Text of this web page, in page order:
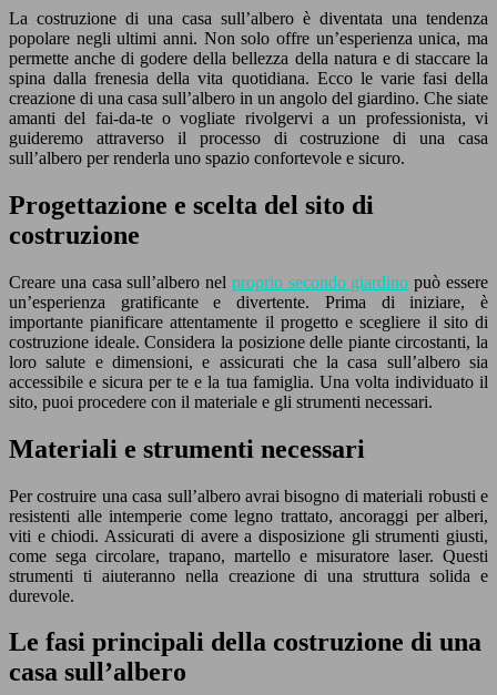
La costruzione di una casa sull’albero è diventata una tendenza
popolare negli ultimi anni. Non solo offre un’esperienza unica, ma
permette anche di godere della bellezza della natura e di staccare la
spina dalla frenesia della vita quotidiana. Ecco le varie fasi della
creazione di una casa sull’albero in un angolo del giardino. Che siate
amanti del fai-da-te o vogliate rivolgervi a un professionista, vi
guideremo attraverso il processo di costruzione di una casa
sull’albero per renderla uno spazio confortevole e sicuro.
Progettazione e scelta del sito di
costruzione
Creare una casa sull’albero nel proprio secondo giardino può essere
un’esperienza gratificante e divertente. Prima di iniziare, è
importante pianificare attentamente il progetto e scegliere il sito di
costruzione ideale. Considera la posizione delle piante circostanti, la
loro salute e dimensioni, e assicurati che la casa sull’albero sia
accessibile e sicura per te e la tua famiglia. Una volta individuato il
sito, puoi procedere con il materiale e gli strumenti necessari.
Materiali e strumenti necessari
Per costruire una casa sull’albero avrai bisogno di materiali robusti e
resistenti alle intemperie come legno trattato, ancoraggi per alberi,
viti e chiodi. Assicurati di avere a disposizione gli strumenti giusti,
come sega circolare, trapano, martello e misuratore laser. Questi
strumenti ti aiuteranno nella creazione di una struttura solida e
durevole.
Le fasi principali della costruzione di una
casa sull’albero